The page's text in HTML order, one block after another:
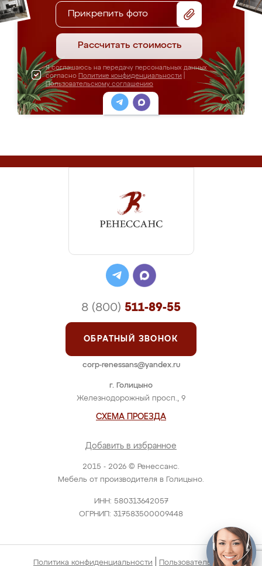
Прикрепить фото
Рассчитать стоимость
Я соглашаюсь на передачу персональных данных
согласно Политике конфиденциальности
Пользовательскому соглашению
2015 - 2026 © Ренессанс.
Мебель от производителя в Голицыно.
ИНН: 580313642057
ОГРНИП: 317583500009448
г. Голицыно
Железнодорожный просп., 9
СХЕМА ПРОЕЗДА
Добавить в избранное
8 (800) 511-89-55
ОБРАТНЫЙ ЗВОНОК
corp-renessans@yandex.ru
Политика конфиденциальности Пользовательское